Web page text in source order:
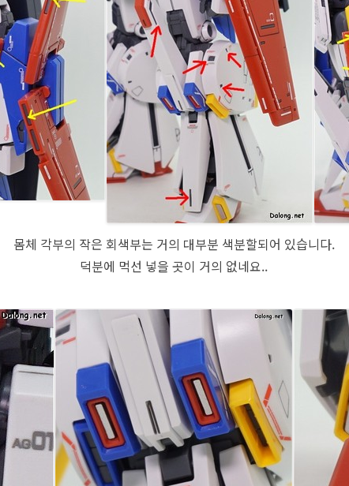
몸체 각부의 작은 회색부는 거의 대부분 색분할되어 있습니다.
덕분에 먹선 넣을 곳이 거의 없네요..